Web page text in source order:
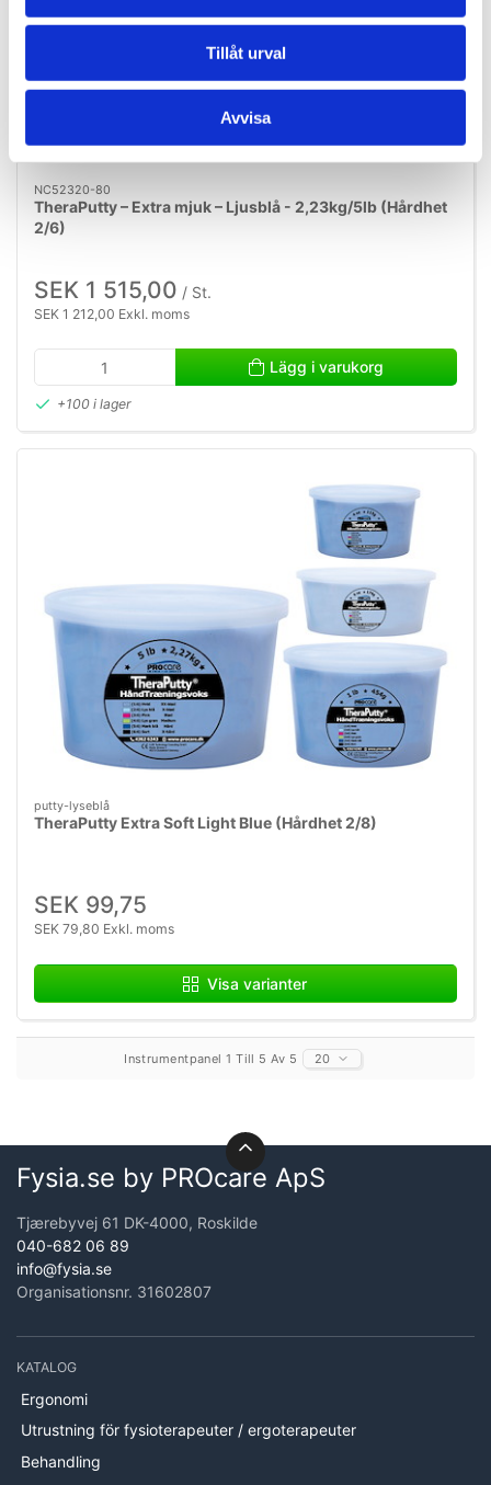
Tillåt urval
Avvisa
NC52320-80
TheraPutty – Extra mjuk – Ljusblå - 2,23kg/5lb (Hårdhet
2/6)
SEK 1 515,00 / St.
SEK 1 212,00 Exkl. moms
Lägg i varukorg
+100 i lager
putty-lyseblå
TheraPutty Extra Soft Light Blue (Hårdhet 2/8)
SEK 99,75
SEK 79,80 Exkl. moms
Visa varianter
Instrumentpanel 1 Till 5 Av 5 20
Fysia.se by PROcare ApS
Tjærebyvej 61 DK-4000, Roskilde
040-682 06 89
info@fysia.se
Organisationsnr. 31602807
KATALOG
Ergonomi
Utrustning för fysioterapeuter / ergoterapeuter
Behandling